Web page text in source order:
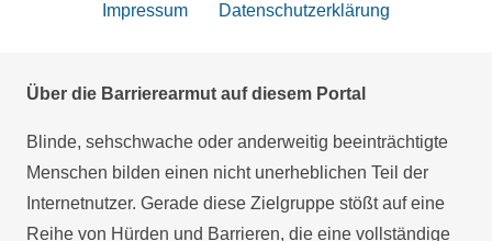
Impressum Datenschutzerklärung
Über die Barrierearmut auf diesem Portal
Blinde, sehschwache oder anderweitig beeinträchtigte
Menschen bilden einen nicht unerheblichen Teil der
Internetnutzer. Gerade diese Zielgruppe stößt auf eine
Reihe von Hürden und Barrieren, die eine vollständige